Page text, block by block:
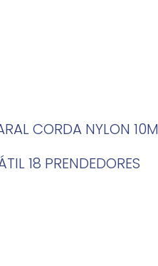
CORDA NYLON 10M
18 PRENDEDORES